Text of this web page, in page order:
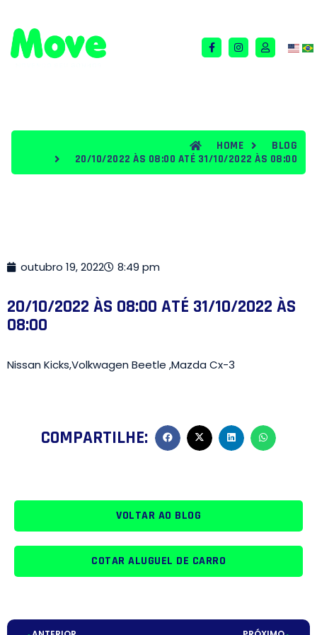
HOME
BLOG
20/10/2022 ÀS 08:00 ATÉ 31/10/2022 ÀS 08:00
outubro 19, 2022 8:49 pm
20/10/2022 ÀS 08:00 ATÉ 31/10/2022 ÀS
08:00
Nissan Kicks,Volkwagen Beetle ,Mazda Cx-3
COMPARTILHE:
VOLTAR AO BLOG
COTAR ALUGUEL DE CARRO